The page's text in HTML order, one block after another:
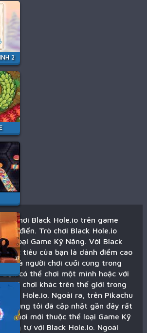
2
chơi Black Hole.io trên game
cổ điển. Trò chơi Black Hole.io
loại Game Kỹ Năng. Với Black
mục tiêu của bạn là dành điểm cao
là người chơi cuối cùng trong
Bạn có thể chơi một mình hoặc với
chơi khác trên thế giới trong
Hole.io. Ngoài ra, trên Pikachu
chúng tôi đã cập nhật gần đây rất
chơi mới thuộc thể loại Game Kỹ
tự với Black Hole.io. Ngoài